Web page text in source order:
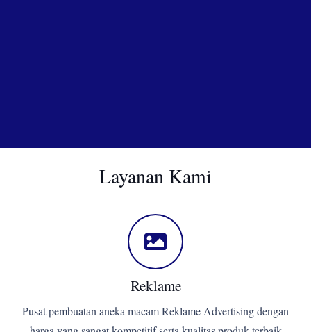
Layanan Kami
Reklame
Pusat pembuatan aneka macam Reklame Advertising dengan